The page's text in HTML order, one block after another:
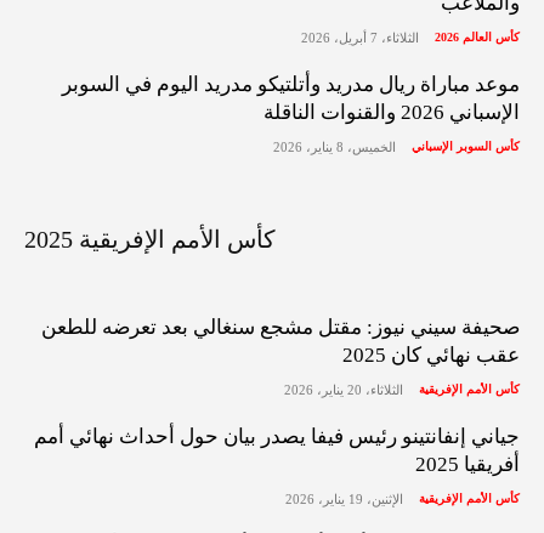
كأس العالم 2026 الثلاثاء، 7 أبريل، 2026
موعد مباراة ريال مدريد وأتلتيكو مدريد اليوم في السوبر
الإسباني 2026 والقنوات الناقلة
كأس السوبر الإسباني الخميس، 8 يناير، 2026
كأس الأمم الإفريقية 2025
صحيفة سيني نيوز: مقتل مشجع سنغالي بعد تعرضه للطعن
عقب نهائي كان 2025
كأس الأمم الإفريقية الثلاثاء، 20 يناير، 2026
جياني إنفانتينو رئيس فيفا يصدر بيان حول أحداث نهائي أمم
أفريقيا 2025
كأس الأمم الإفريقية الإثنين، 19 يناير، 2026